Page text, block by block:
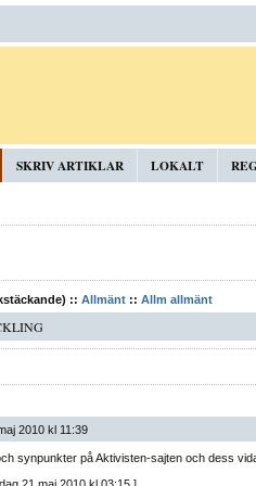
SKRIV ARTIKLAR LOKALT
:: Allmänt :: Allm allmänt
2010 kl 11:39
synpunkter på Aktivisten-sajten och dess